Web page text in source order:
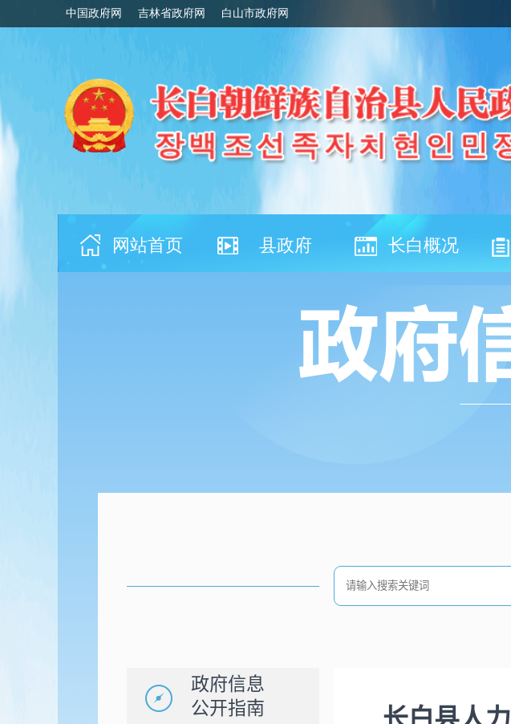
政府信息
公开指南